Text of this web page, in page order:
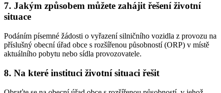
7. Jakým způsobem můžete zahájit řešení životní
situace
Podáním písemné žádosti o vyřazení silničního vozidla z provozu na
příslušný obecní úřad obce s rozšířenou působností (ORP) v místě
aktuálního pobytu nebo sídla provozovatele.
8. Na které instituci životní situaci řešit